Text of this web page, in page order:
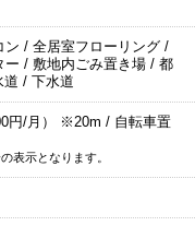
/ 全居室フローリング /
/ 敷地内ごみ置き場 / 都
/ 下水道
円/月） ※20m / 自転車置
表示となります。